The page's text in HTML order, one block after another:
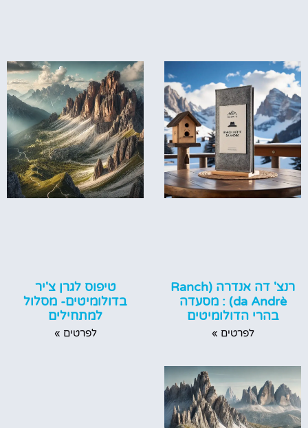
רנצ' דה אנדרה (Ranch
da Andrè‏) : מסעדה
בהרי הדולומיטים
לפרטים »
טיפוס לגרן צ'יר
בדולומיטים- מסלול
למתחילים
לפרטים »